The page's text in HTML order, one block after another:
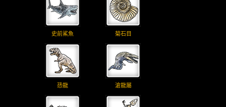
史前鯊魚 菊石目
恐龍 滄龍屬